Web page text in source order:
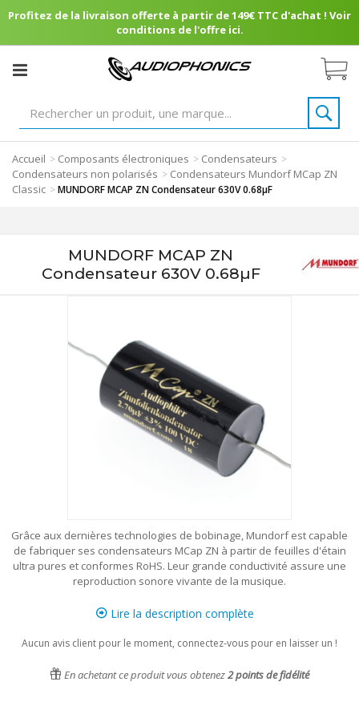
Profitez de la livraison offerte à partir de 149€ TTC d'achat ! Voir
conditions de l'offre ici.
Accueil > Composants électroniques > Condensateurs >
Condensateurs non polarisés > Condensateurs Mundorf MCap ZN
Classic >MUNDORF MCAP ZN Condensateur 630V 0.68µF
MUNDORF MCAP ZN
Condensateur 630V 0.68µF
Grâce aux dernières technologies de bobinage, Mundorf est capable
de fabriquer ses condensateurs MCap ZN à partir de feuilles d'étain
ultra pures et conformes RoHS. Leur grande conductivité assure une
reproduction sonore vivante de la musique.
Lire la description complète
Aucun avis client pour le moment, connectez-vous pour en laisser un !
En achetant ce produit vous obtenez2points de fidélité